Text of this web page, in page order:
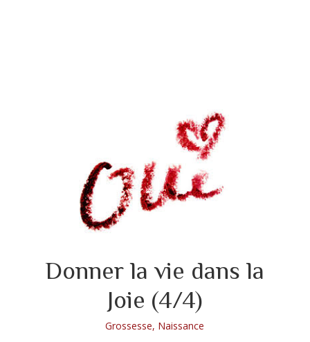
Donner la vie dans la
Joie (4/4)
Grossesse, Naissance